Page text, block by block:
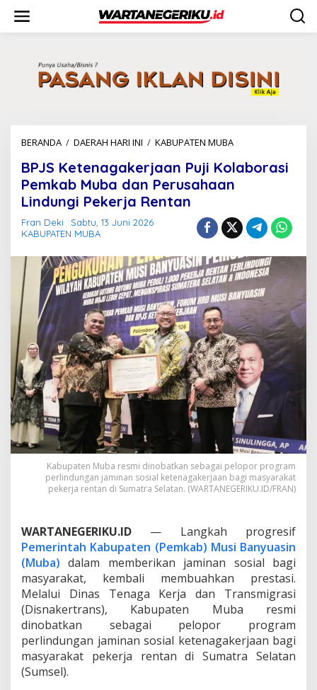
w
BERANDA / DAERAH HARI INI / KABUPATEN MUBA
S
K
t
e
a
g
a
k
j
a
a
n
P
u
j
i
K
o
a
b
i
P
k
a
M
u
b
BPJS Ketenagakerjaan Puji Kolaborasi
Pemkab Muba dan Perusahaan
Lindungi Pekerja Rentan
Fran Deki
Sabtu, 13 Juni 2026
KABUPATEN MUBA
Kabupaten Muba resmi dinobatkan sebagai pelopor program
perlindungan jaminan sosial ketenagakerjaan bagi masyarakat
pekerja rentan di Sumatra Selatan. (WARTANEGERIKU.ID/FRAN)
WARTANEGERIKU.ID — Langkah progresif
Pemerintah Kabupaten (Pemkab) Musi Banyuasin
(Muba) dalam memberikan jaminan sosial bagi
masyarakat, kembali membuahkan prestasi.
Melalui Dinas Tenaga Kerja dan Transmigrasi
(Disnakertrans), Kabupaten Muba resmi
dinobatkan sebagai pelopor program
perlindungan jaminan sosial ketenagakerjaan bagi
masyarakat pekerja rentan di Sumatra Selatan
(Sumsel).